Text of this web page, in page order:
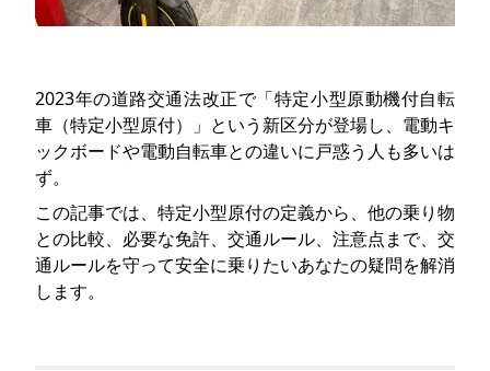
2023年の道路交通法改正で「特定小型原動機付自転
車（特定小型原付）」という新区分が登場し、電動キ
ックボードや電動自転車との違いに戸惑う人も多いは
ず。
この記事では、特定小型原付の定義から、他の乗り物
との比較、必要な免許、交通ルール、注意点まで、交
通ルールを守って安全に乗りたいあなたの疑問を解消
します。